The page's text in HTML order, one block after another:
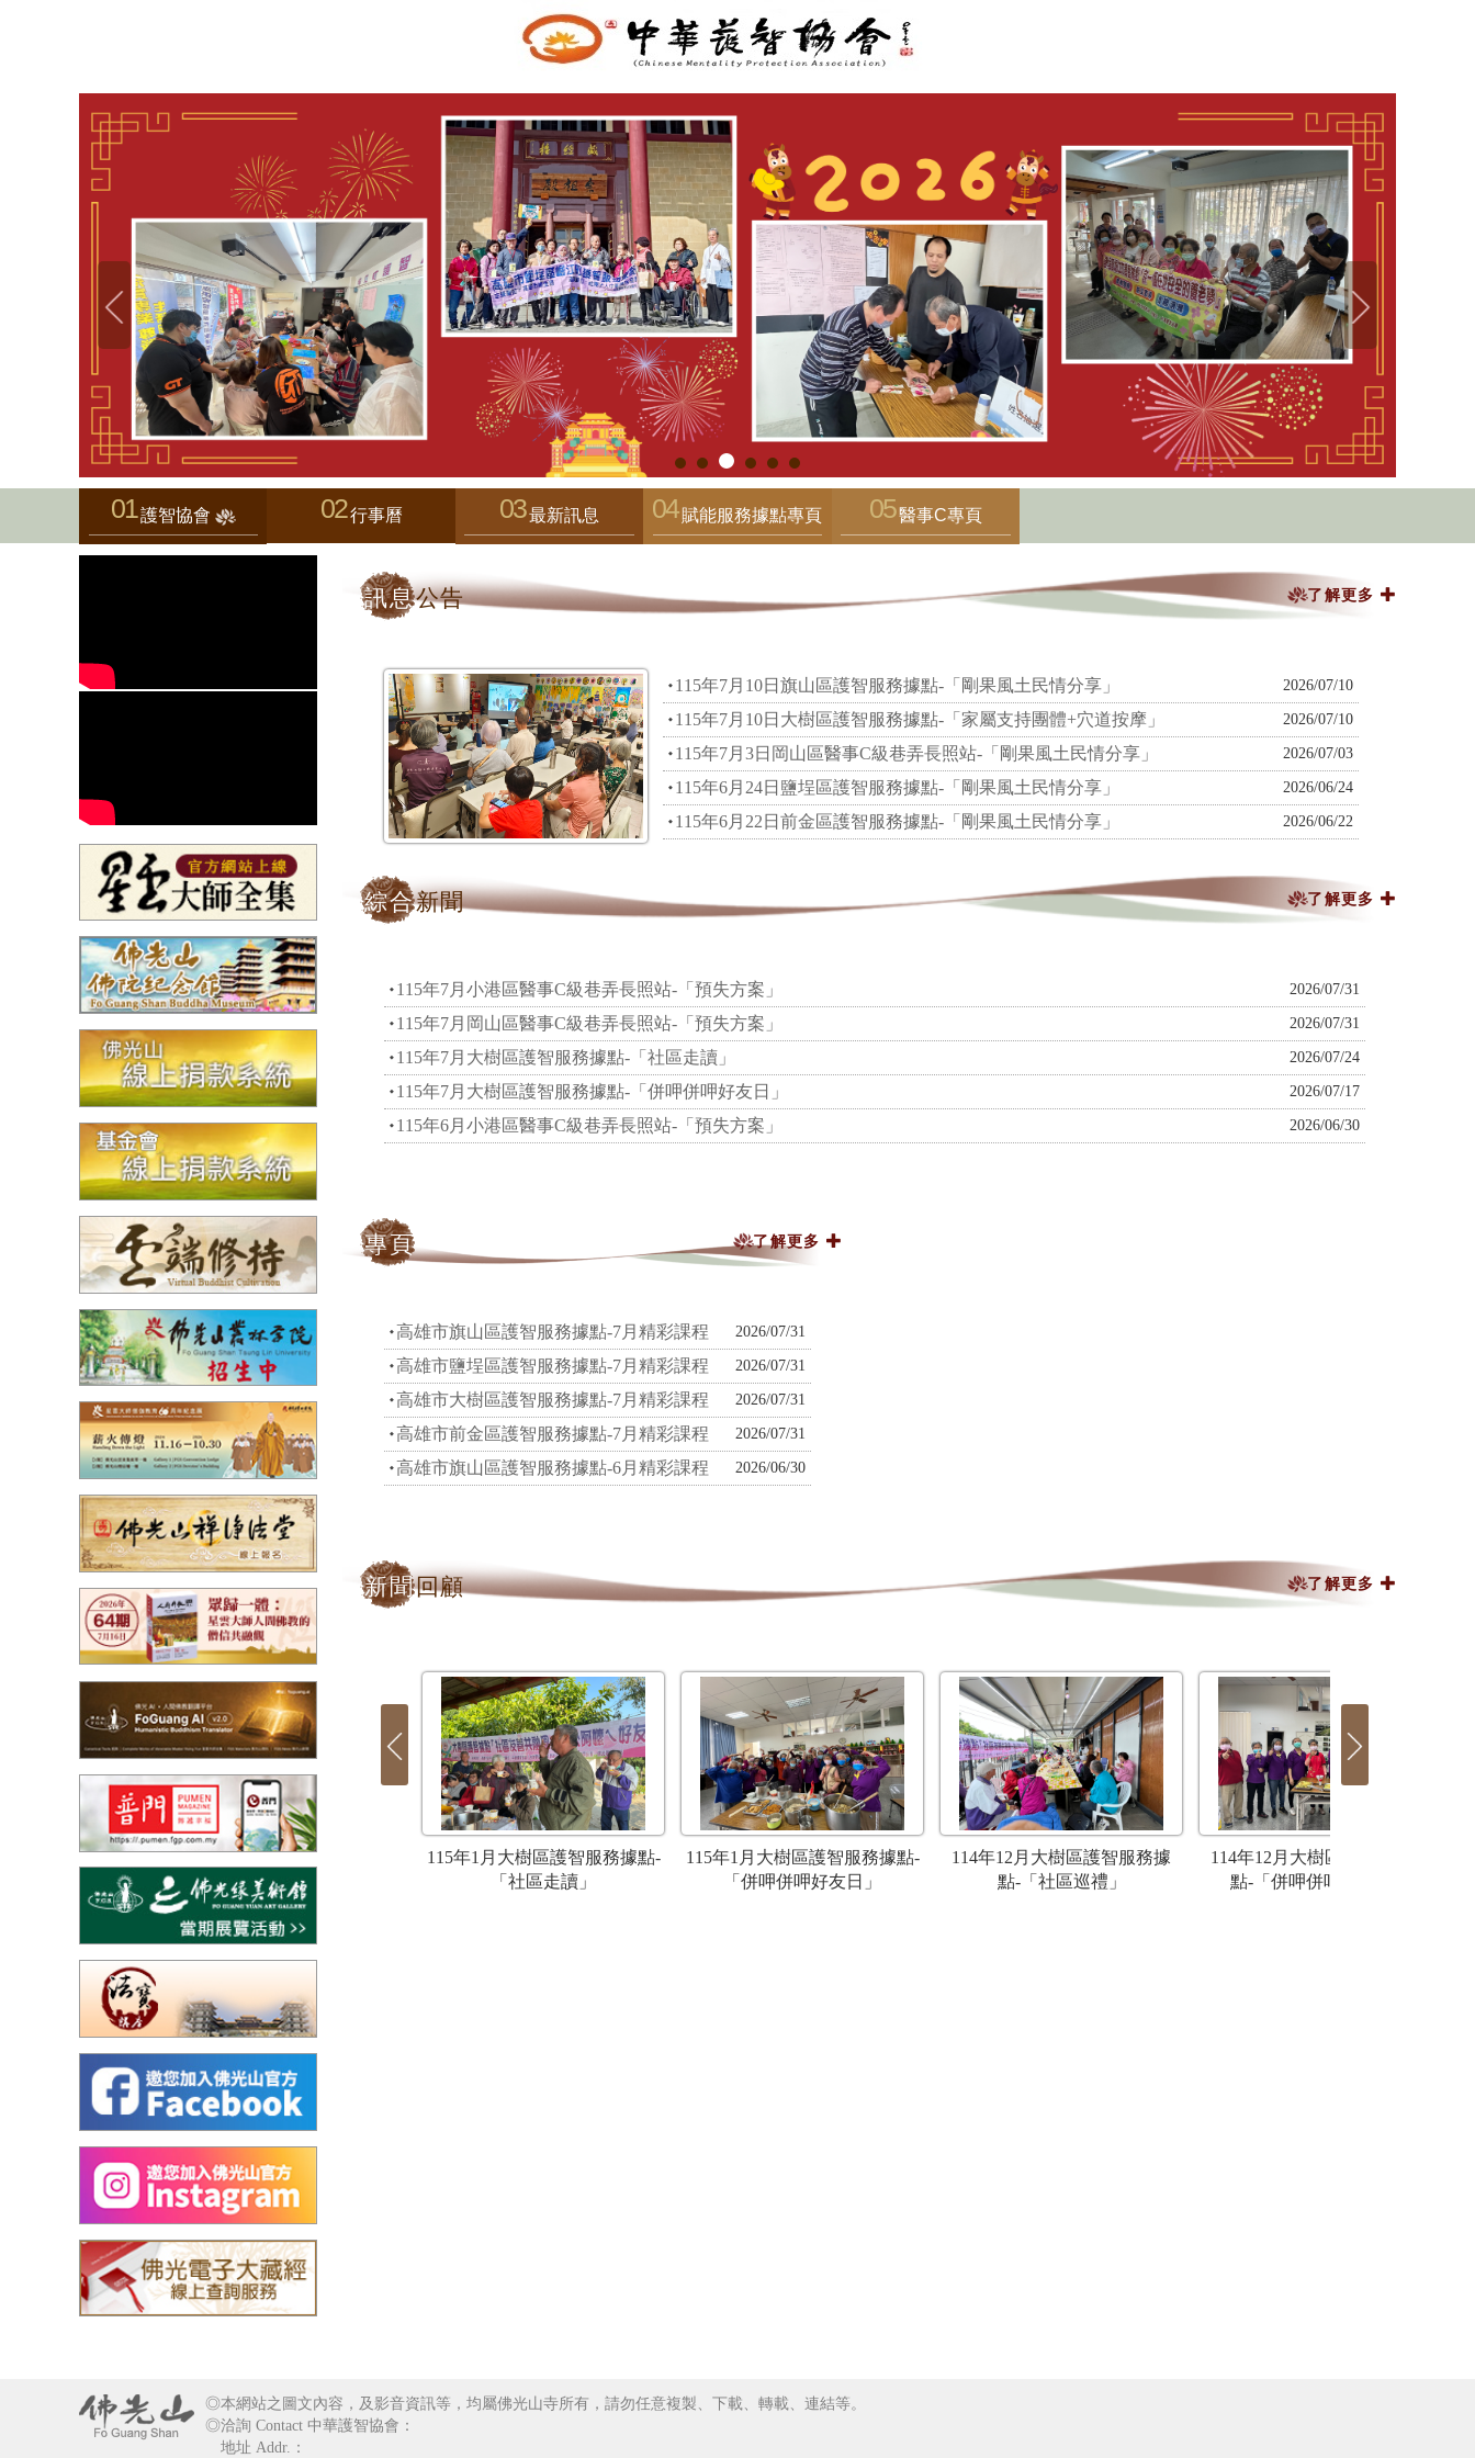
護智協會 行事曆 最新訊息 賦能服務據點專頁 醫事C專頁
訊息公告 了解更多
2026/07/10
115年7月10日旗山區護智服務據點-「剛果風土民情分享」
2026/07/10
115年7月10日大樹區護智服務據點-「家屬支持團體+穴道按摩」
2026/07/03
115年7月3日岡山區醫事C級巷弄長照站-「剛果風土民情分享」
2026/06/24
115年6月24日鹽埕區護智服務據點-「剛果風土民情分享」
2026/06/22
115年6月22日前金區護智服務據點-「剛果風土民情分享」
綜合新聞 了解更多
2026/07/31
115年7月小港區醫事C級巷弄長照站-「預失方案」
2026/07/31
115年7月岡山區醫事C級巷弄長照站-「預失方案」
2026/07/24
115年7月大樹區護智服務據點-「社區走讀」
2026/07/17
115年7月大樹區護智服務據點-「併呷併呷好友日」
2026/06/30
115年6月小港區醫事C級巷弄長照站-「預失方案」
專頁 了解更多
2026/07/31
高雄市旗山區護智服務據點-7月精彩課程
2026/07/31
高雄市鹽埕區護智服務據點-7月精彩課程
2026/07/31
高雄市大樹區護智服務據點-7月精彩課程
2026/07/31
高雄市前金區護智服務據點-7月精彩課程
2026/06/30
高雄市旗山區護智服務據點-6月精彩課程
新聞回顧 了解更多
樹區護智服務據
114年11月大樹區護智服務據
點-「併呷併呷好友日」
115年1月大樹區護智服務據點-
「社區走讀」
115年1月大樹區護智服務據點-
「併呷併呷好友日」
114年12月大樹區護智服務據
點-「社區巡禮」
114年12月大樹區護智服務據
點-「併呷併呷好友日」
◎本網站之圖文內容，及影音資訊等，均屬佛光山寺所有，請勿任意複製、下載、轉載、連結等。
◎洽詢 Contact 中華護智協會：
地址 Addr.：